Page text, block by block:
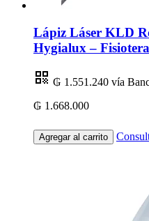
Lápiz Láser KLD
Hygialux –
₲ 1.551.240 vía
₲ 1.668.000
Agregar al carrito